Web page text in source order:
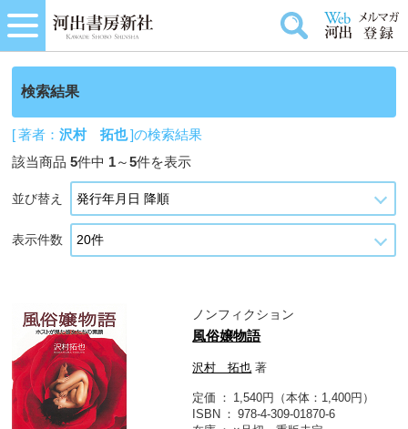
検索結果
[ 著者：沢村 拓也]の検索結果
該当商品5件中 1～5件を表示
並び替え
表示件数
ノンフィクション
風俗嬢物語
沢村 拓也 著
定価
1,540円（本体：1,400円）
ISBN
978-4-309-01870-6